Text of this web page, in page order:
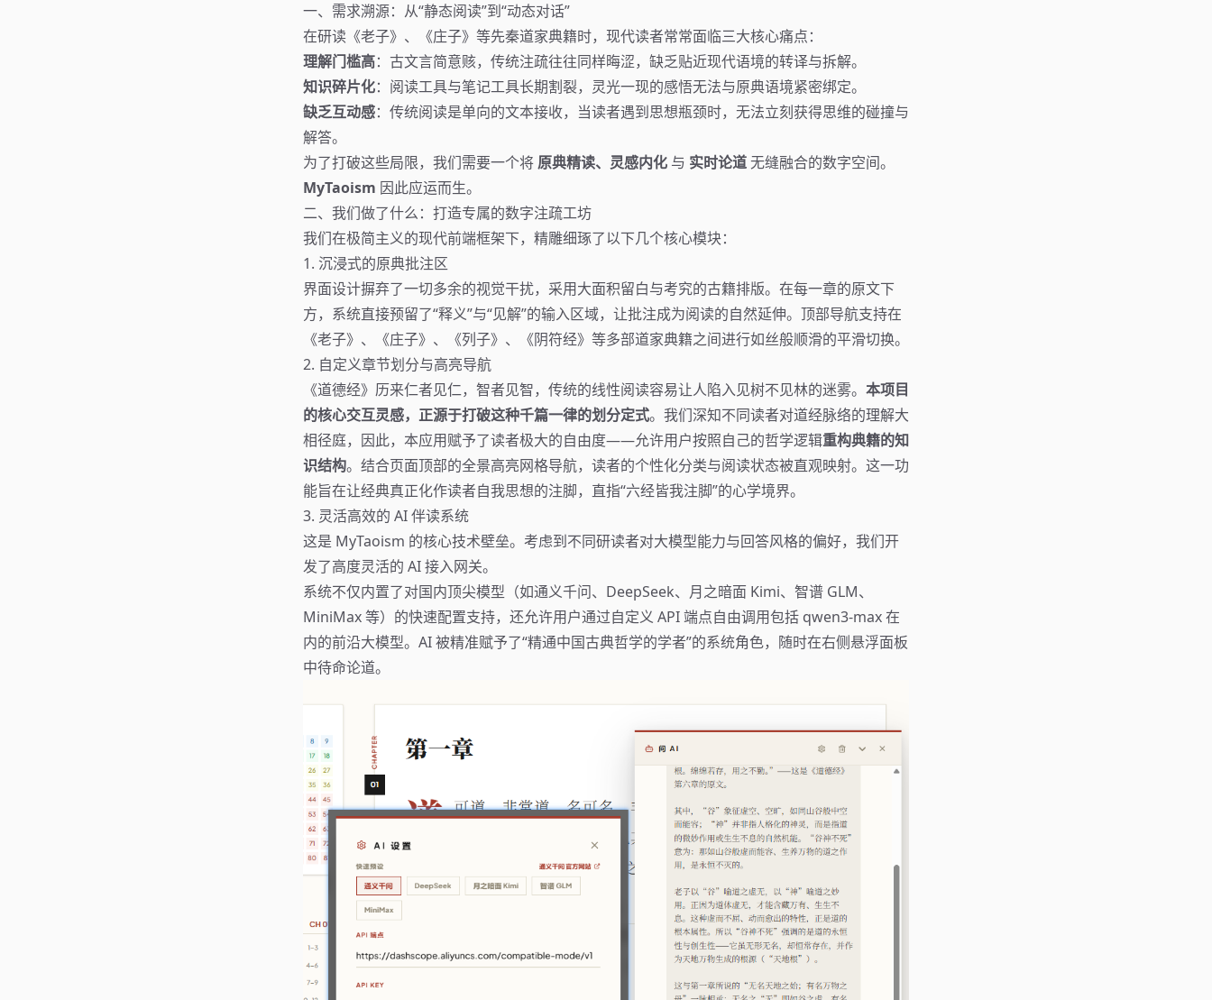
一、需求溯源：从“静态阅读”到“动态对话”
在研读《老子》、《庄子》等先秦道家典籍时，现代读者常常面临三大核心痛点：
理解门槛高：古文言简意赅，传统注疏往往同样晦涩，缺乏贴近现代语境的转译与拆解。
知识碎片化：阅读工具与笔记工具长期割裂，灵光一现的感悟无法与原典语境紧密绑定。
缺乏互动感：传统阅读是单向的文本接收，当读者遇到思想瓶颈时，无法立刻获得思维的碰撞与
解答。
为了打破这些局限，我们需要一个将 原典精读、灵感内化 与 实时论道无缝融合的数字空间。
MyTaoism 因此应运而生。
二、我们做了什么：打造专属的数字注疏工坊
我们在极简主义的现代前端框架下，精雕细琢了以下几个核心模块：
1. 沉浸式的原典批注区
界面设计摒弃了一切多余的视觉干扰，采用大面积留白与考究的古籍排版。在每一章的原文下
方，系统直接预留了“释义”与“见解”的输入区域，让批注成为阅读的自然延伸。顶部导航支持在
《老子》、《庄子》、《列子》、《阴符经》等多部道家典籍之间进行如丝般顺滑的平滑切换。
2. 自定义章节划分与高亮导航
《道德经》历来仁者见仁，智者见智，传统的线性阅读容易让人陷入见树不见林的迷雾。 本项目
的核心交互灵感，正源于打破这种千篇一律的划分定式。我们深知不同读者对道经脉络的理解大
相径庭，因此，本应用赋予了读者极大的自由度——允许用户按照自己的哲学逻辑重构典籍的知
识结构。结合页面顶部的全景高亮网格导航，读者的个性化分类与阅读状态被直观映射。这一功
能旨在让经典真正化作读者自我思想的注脚，直指“六经皆我注脚”的心学境界。
3. 灵活高效的 AI 伴读系统
这是 MyTaoism 的核心技术壁垒。考虑到不同研读者对大模型能力与回答风格的偏好，我们开
发了高度灵活的 AI 接入网关。
系统不仅内置了对国内顶尖模型（如通义千问、DeepSeek、月之暗面 Kimi、智谱 GLM、
MiniMax 等）的快速配置支持，还允许用户通过自定义 API 端点自由调用包括 qwen3-max 在
内的前沿大模型。AI 被精准赋予了“精通中国古典哲学的学者”的系统角色，随时在右侧悬浮面板
中待命论道。